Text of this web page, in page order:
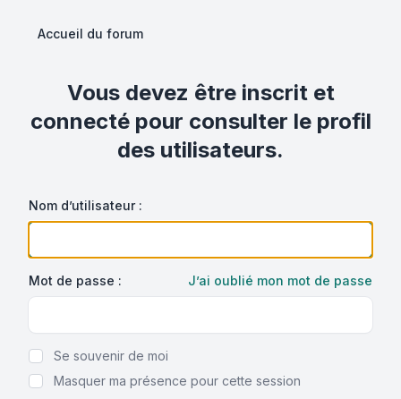
Accueil du forum
Vous devez être inscrit et
connecté pour consulter le profil
des utilisateurs.
Nom d’utilisateur :
Mot de passe : J’ai oublié mon mot de passe
Se souvenir de moi
Masquer ma présence pour cette session